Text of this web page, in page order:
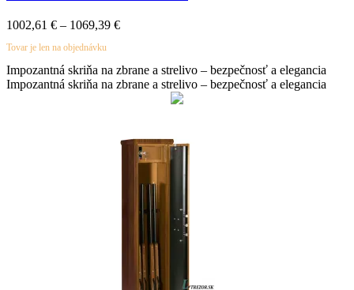
1002,61 € – 1069,39 €Price
through
1069,39 €
Tovar je len na objednávku
Impozantná skriňa na zbrane a strelivo – bezpečnosť a elegancia
Impozantná skriňa na zbrane a strelivo – bezpečnosť a elegancia